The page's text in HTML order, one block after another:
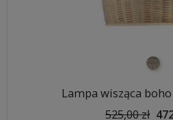
Lampa wisząca
525,00 zł